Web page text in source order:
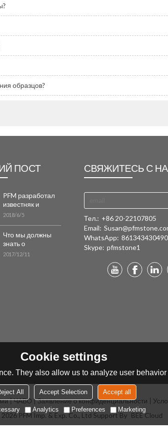
образцов?
ПОСТ
PFM разработал
известняк и
мраморные
2018/6/5
Что мы должны
знать о
мраморных полах
2017/12/11
СВЯЖИТЕСЬ С
Тел.: +86 20-22107805
Email:
WhatsApp:
Skype: pfmstone1
ЧАВО Заявление о конфиденциальности
2026PFM Imp. & Exp. Co., Ltd Support By BEE Cloud
Cookie settings
They also allow us to analyze user
All Accept Selection Accept all
Analytics Preferences Marketing